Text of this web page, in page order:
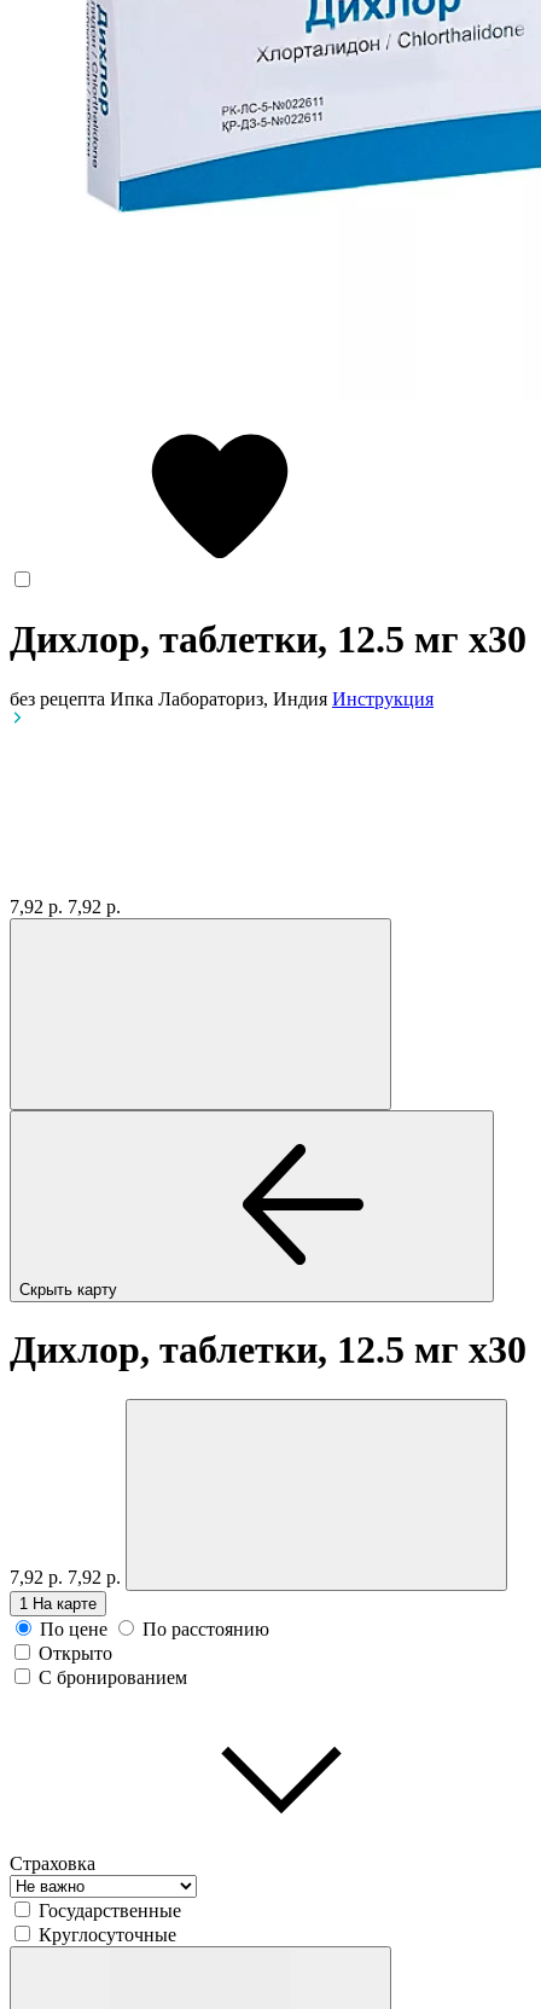
Дихлор, таблетки, 12.5 мг x30
без рецепта Ипка Лабораториз, Индия Инструкция
7,92 р. 7,92 р.
Скрыть карту
Дихлор, таблетки, 12.5 мг x30
7,92 р. 7,92 р.
1 На карте
По цене
По расстоянию
Открыто
С бронированием
Страховка
Государственные
Круглосуточные